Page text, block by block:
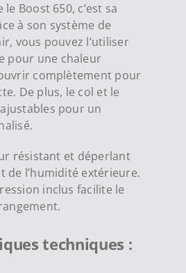
Boost 650, c’est sa
à son système de
vous pouvez l’utiliser
pour une chaleur
complètement pour
De plus, le col et le
pour un
résistant et déperlant
de l’humidité extérieure.
inclus facilite le
techniques :